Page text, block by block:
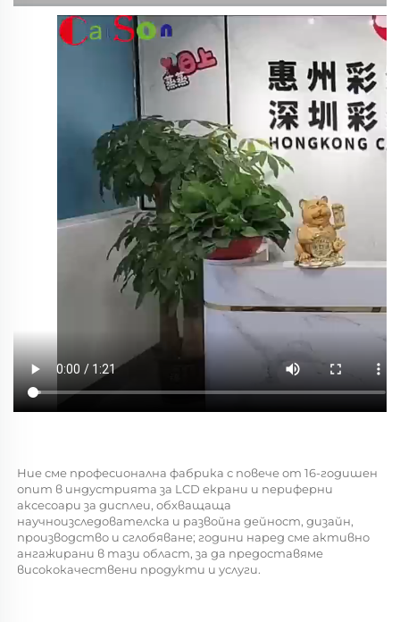
Ние сме професионална фабрика с повече от 16-годишен
опит в индустрията за LCD екрани и периферни
аксесоари за дисплеи, обхващаща
научноизследователска и развойна дейност, дизайн,
производство и сглобяване; години наред сме активно
ангажирани в тази област, за да предоставяме
висококачествени продукти и услуги.